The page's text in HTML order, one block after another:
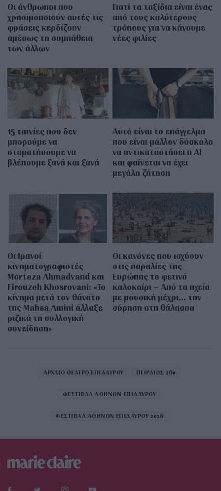
Οι άνθρωποι που
χρησιμοποιούν αυτές τις
φράσεις κερδίζουν
αμέσως τη συμπάθεια
των άλλων
Γιατί τα ταξίδια είναι ένας
από τους καλύτερους
τρόπους για να κάνουμε
νέες φιλίες
15 ταινίες που δεν
μπορούμε να
σταματήσουμε να
βλέπουμε ξανά και ξανά
Αυτό είναι το επάγγελμα
που είναι μάλλον δύσκολο
να αντικαταστήσει η AI
και φαίνεται να έχει
μεγάλη ζήτηση
Οι Ιρανοί
κινηματογραφιστές
Morteza Ahmadvand και
Firouzeh Khosrovani: «Το
κίνημα μετά τον θάνατο
της Mahsa Amini άλλαξε
ριζικά τη συλλογική
συνείδηση»
Οι κανόνες που ισχύουν
στις παραλίες της
Ευρώπης το φετινό
καλοκαίρι – Από τα ηχεία
με μουσική μέχρι… την
ούρηση στη θάλασσα
ΑΡΧΑΙΟ ΘΕΑΤΡΟ ΕΠΙΔΑΥΡΟΥ ΠΕΙΡΑΙΩΣ 260
ΦΕΣΤΙΒΑΛ ΑΘΗΝΩΝ ΕΠΙΔΑΥΡΟΥ
ΦΕΣΤΙΒΑΛ ΑΘΗΝΩΝ ΕΠΙΔΑΥΡΟΥ 2026